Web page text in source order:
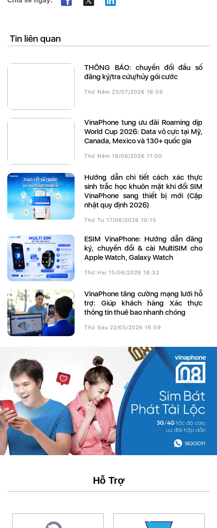
Tin liên quan
THÔNG BÁO: chuyển đổi đầu số
đăng ký/tra cứu/hủy gói cước
Thứ Năm 23/07/2026 16:59
VinaPhone tung ưu đãi Roaming dịp
World Cup 2026: Data vô cực tại Mỹ,
Canada, Mexico và 130+ quốc gia
Thứ Năm 18/06/2026 11:00
Hướng dẫn chi tiết cách xác thực
sinh trắc học khuôn mặt khi đổi SIM
VinaPhone sang thiết bị mới (Cập
nhật quy định 2026)
Thứ Tư 17/06/2026 10:15
eSIM VinaPhone: Hướng dẫn đăng
ký, chuyển đổi & cài MultiSIM cho
Apple Watch, Galaxy Watch
Thứ Hai 15/06/2026 18:32
VinaPhone tăng cường mạng lưới hỗ
trợ: Giúp khách hàng Xác thực
thông tin thuê bao nhanh chóng
Thứ Sáu 22/05/2026 16:59
Hỗ Trợ